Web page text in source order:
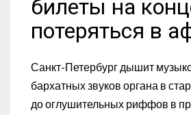
билеты на
потеряться в
Санкт-Петербург дышит
бархатных звуков органа в
до оглушительных риффов в